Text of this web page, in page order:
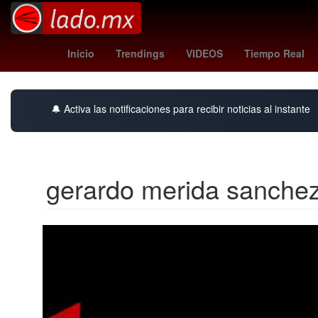
Inicio Trendings VIDEOS Tiempo Real
villarreal vs rayo vallecano premios billboard 2025 alito
🔔 Activa las notificaciones para recibir noticias al instante
gerardo merida